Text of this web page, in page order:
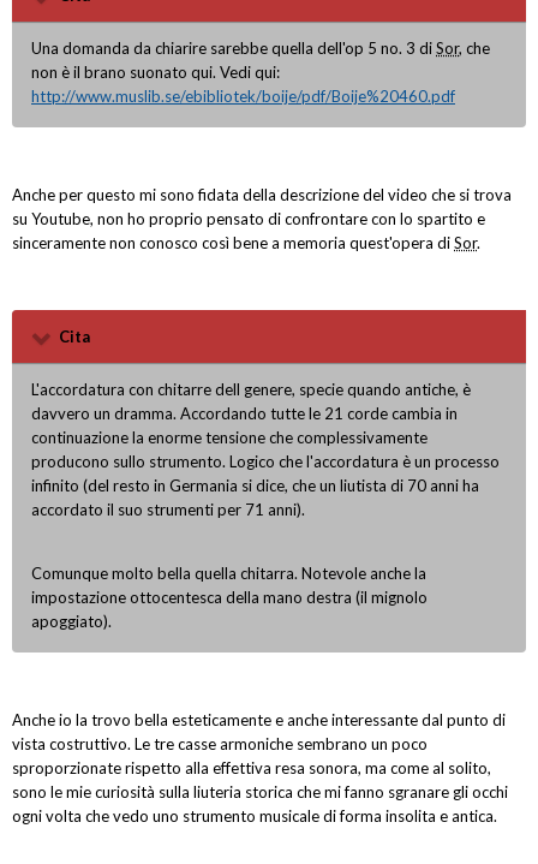
Una domanda da chiarire sarebbe quella dell'op 5 no. 3 diSor, che
non è il brano suonato qui. Vedi qui:
http://www.muslib.se/ebibliotek/boije/pdf/Boije%20460.pdf
Anche per questo mi sono fidata della descrizione del video che si trova
su Youtube, non ho proprio pensato di confrontare con lo spartito e
sinceramente non conosco così bene a memoria quest'opera diSor.
Cita
L'accordatura con chitarre dell genere, specie quando antiche, è
davvero un dramma. Accordando tutte le 21 corde cambia in
continuazione la enorme tensione che complessivamente
producono sullo strumento. Logico che l'accordatura è un processo
infinito (del resto in Germania si dice, che un liutista di 70 anni ha
accordato il suo strumenti per 71 anni).
Comunque molto bella quella chitarra. Notevole anche la
impostazione ottocentesca della mano destra (il mignolo
apoggiato).
Anche io la trovo bella esteticamente e anche interessante dal punto di
vista costruttivo. Le tre casse armoniche sembrano un poco
sproporzionate rispetto alla effettiva resa sonora, ma come al solito,
sono le mie curiosità sulla liuteria storica che mi fanno sgranare gli occhi
ogni volta che vedo uno strumento musicale di forma insolita e antica.